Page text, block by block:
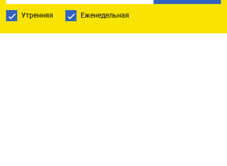
Утренняя Еженедельная
ПОДПИШИТЕСЬ НА НАШУ РАССЫЛКУ